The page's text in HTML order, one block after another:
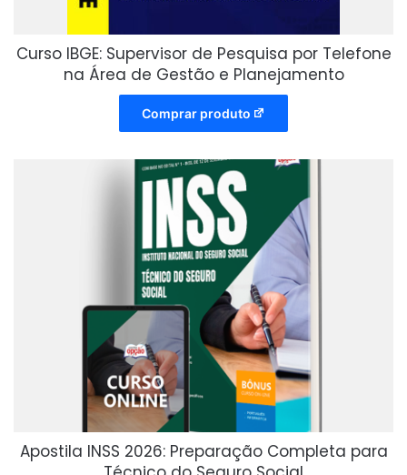
Curso IBGE: Supervisor de Pesquisa por Telefone
na Área de Gestão e Planejamento
Comprar produto
Apostila INSS 2026: Preparação Completa para